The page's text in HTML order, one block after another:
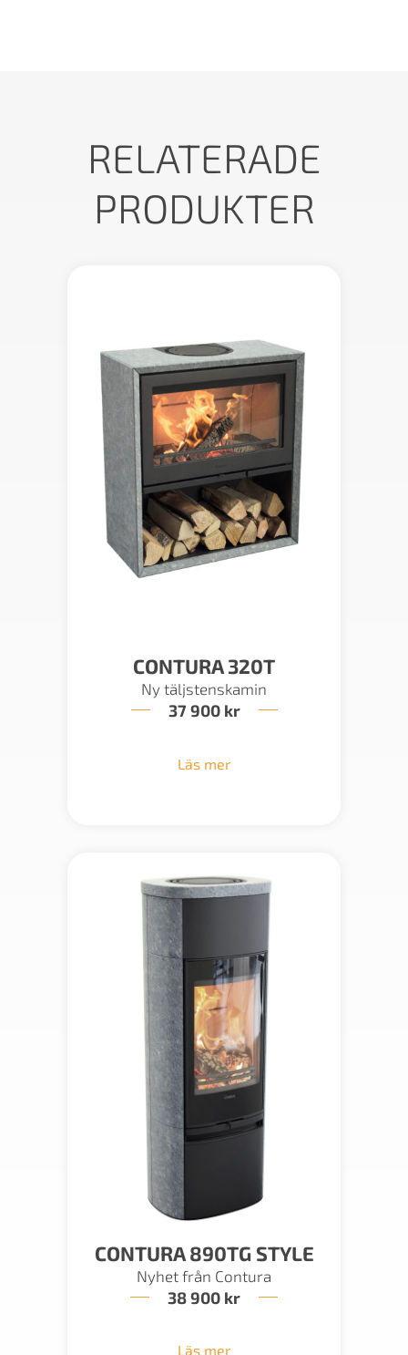
RELATERADE
PRODUKTER
CONTURA 320T
Ny täljstenskamin
37 900 kr
Läs mer
CONTURA 890TG STYLE
Nyhet från Contura
38 900 kr
Läs mer